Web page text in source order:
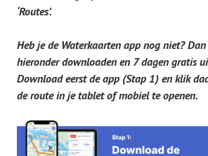
‘Routes’.
Heb je de Waterkaarten app nog niet?
hieronder downloaden en 7 dagen gratis
Download eerst de app (Stap 1) en klik
de route in je tablet of mobiel te openen.